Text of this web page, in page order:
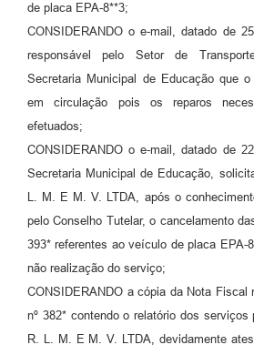
de placa EPA-8**3;
CONSIDERANDO o e-mail, datado de
responsável pelo Setor de
Secretaria Municipal de Educação que
em circulação pois os reparos
efetuados;
CONSIDERANDO o e-mail, datado de
Secretaria Municipal de Educação,
L. M. E M. V. LTDA, após o
pelo Conselho Tutelar, o cancelamento
393* referentes ao veículo de placa EPA-
não realização do serviço;
CONSIDERANDO a cópia da Nota Fiscal
nº 382* contendo o relatório dos serviços
R. L. M. E M. V. LTDA, devidamente